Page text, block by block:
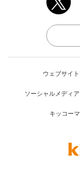
ウェブサイ
ソーシャルメディ
キッコー